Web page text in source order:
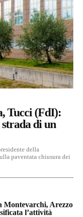
Tucci (FdI):
di un
della
paventata chiusura dei
Montevarchi, Arezzo
l’attività